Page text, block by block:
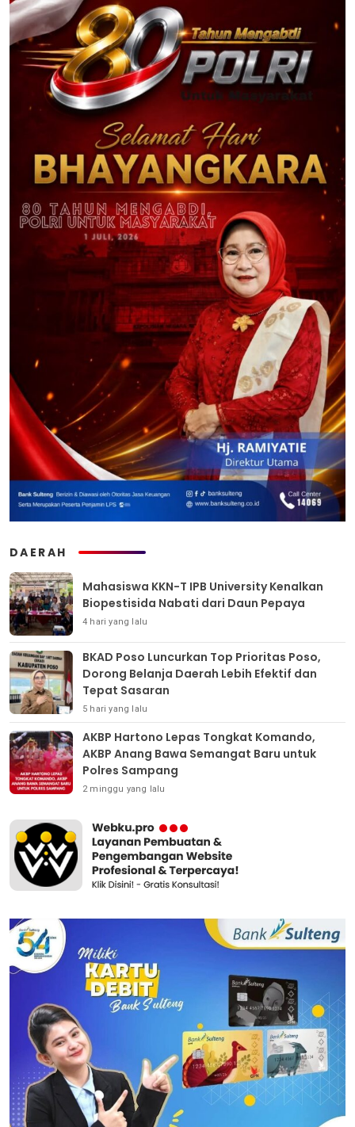
DAERAH
Mahasiswa KKN-T IPB University Kenalkan
Biopestisida Nabati dari Daun Pepaya
4 hari yang lalu
BKAD Poso Luncurkan Top Prioritas Poso,
Dorong Belanja Daerah Lebih Efektif dan
Tepat Sasaran
5 hari yang lalu
AKBP Hartono Lepas Tongkat Komando,
AKBP Anang Bawa Semangat Baru untuk
Polres Sampang
2 minggu yang lalu